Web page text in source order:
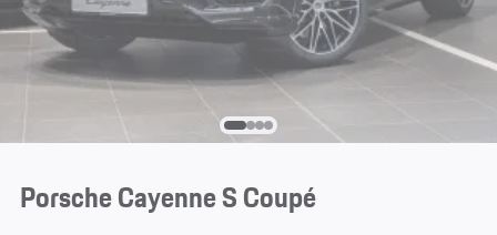
Porsche Cayenne S Coupé